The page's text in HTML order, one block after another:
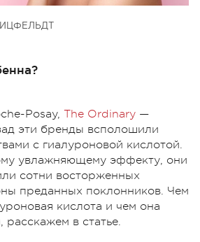
Posay, The Ordinary —
эти бренды всполошили
с гиалуроновой кислотой.
увлажняющему эффекту, они
сотни восторженных
преданных поклонников. Чем
кислота и чем она
расскажем в статье.